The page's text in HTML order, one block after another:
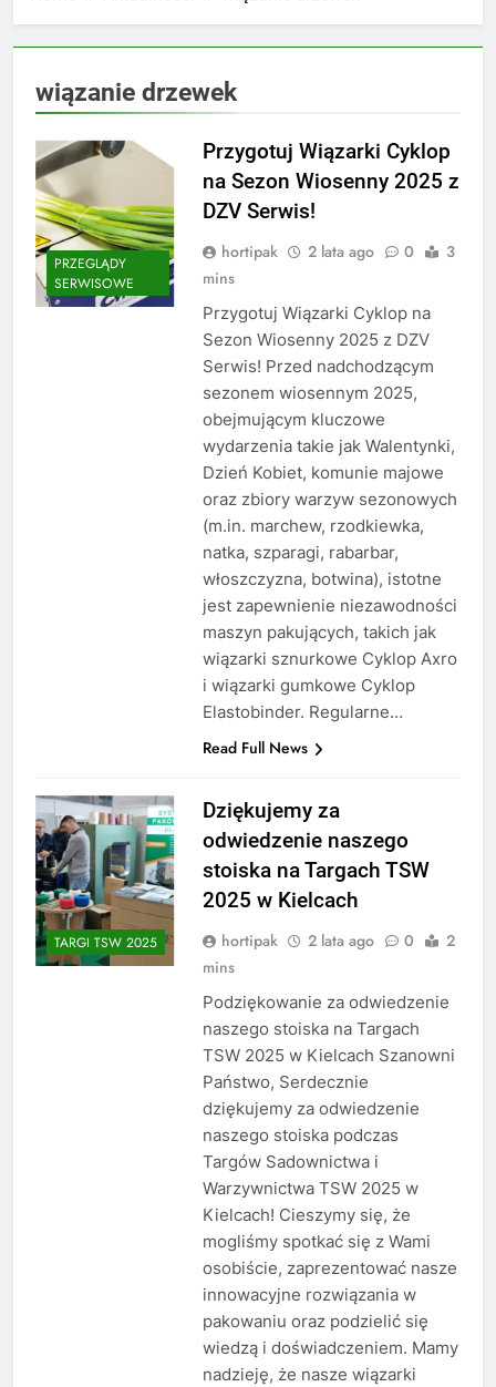
wiązanie drzewek
PRZEGLĄDY
SERWISOWE
Przygotuj Wiązarki Cyklop
na Sezon Wiosenny 2025 z
DZV Serwis!
hortipak 2 lata ago 0
3
mins
Przygotuj Wiązarki Cyklop na
Sezon Wiosenny 2025 z DZV
Serwis! Przed nadchodzącym
sezonem wiosennym 2025,
obejmującym kluczowe
wydarzenia takie jak Walentynki,
Dzień Kobiet, komunie majowe
oraz zbiory warzyw sezonowych
(m.in. marchew, rzodkiewka,
natka, szparagi, rabarbar,
włoszczyzna, botwina), istotne
jest zapewnienie niezawodności
maszyn pakujących, takich jak
wiązarki sznurkowe Cyklop Axro
i wiązarki gumkowe Cyklop
Elastobinder. Regularne…
Read Full News
TARGI TSW 2025
Dziękujemy za
odwiedzenie naszego
stoiska na Targach TSW
2025 w Kielcach
hortipak 2 lata ago 0
2
mins
Podziękowanie za odwiedzenie
naszego stoiska na Targach
TSW 2025 w Kielcach Szanowni
Państwo, Serdecznie
dziękujemy za odwiedzenie
naszego stoiska podczas
Targów Sadownictwa i
Warzywnictwa TSW 2025 w
Kielcach! Cieszymy się, że
mogliśmy spotkać się z Wami
osobiście, zaprezentować nasze
innowacyjne rozwiązania w
pakowaniu oraz podzielić się
wiedzą i doświadczeniem. Mamy
nadzieję, że nasze wiązarki